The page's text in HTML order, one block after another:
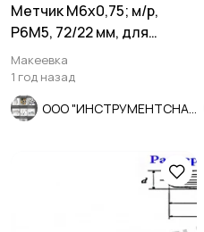
Метчик М6х0,75; м/р,
Р6М5, 72/22 мм, для
глухих отв, мелкий шаг,
шлифо
Макеевка
1 год назад